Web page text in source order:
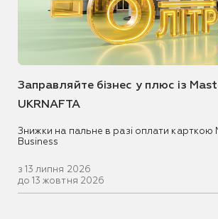
Заправляйте бізнес у плюс із
UKRNAFTA
Знижки на пальне в разі оплати карткою
Business
з 13 липня 2026
до 13 жовтня 2026